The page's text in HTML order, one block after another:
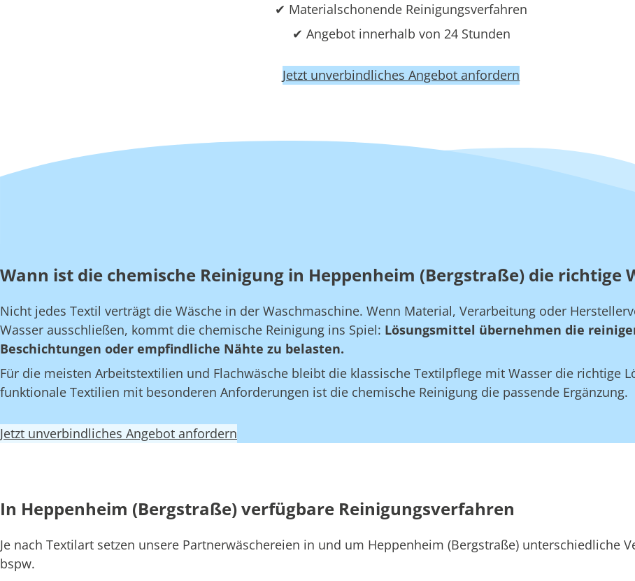
✔ Materialschonende Reinigungsverfahren
✔ Angebot innerhalb von 24 Stunden
Jetzt unverbindliches Angebot anfordern
Wann ist die chemische Reinigung in Heppenheim (Bergstraße) die richtige
Nicht jedes Textil verträgt die Wäsche in der Waschmaschine. Wenn Material, Verarbeitung oder
Wasser ausschließen, kommt die chemische Reinigung ins Spiel: Lösungsmittel übernehmen die
Beschichtungen oder empfindliche Nähte zu belasten.
Für die meisten Arbeitstextilien und Flachwäsche bleibt die klassische Textilpflege mit Wasser die richtige
funktionale Textilien mit besonderen Anforderungen ist die chemische Reinigung die passende Ergänzung.
Jetzt unverbindliches Angebot anfordern
In Heppenheim (Bergstraße) verfügbare Reinigungsverfahren
Je nach Textilart setzen unsere Partnerwäschereien in und um Heppenheim (Bergstraße) unterschiedliche
bspw.